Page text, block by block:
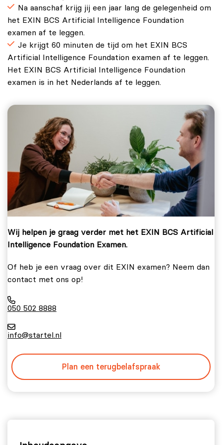
Na aanschaf krijg jij een jaar lang de gelegenheid om
het EXIN BCS Artificial Intelligence Foundation
examen af te leggen.
Je krijgt 60 minuten de tijd om het EXIN BCS
Artificial Intelligence Foundation examen af te leggen.
Het EXIN BCS Artificial Intelligence Foundation
examen is in het Nederlands af te leggen.
Wij helpen je graag verder met het EXIN BCS Artificial
Intelligence Foundation Examen.
Of heb je een vraag over dit EXIN examen? Neem dan
contact met ons op!
050 502 8888
info@startel.nl
Plan een terugbelafspraak